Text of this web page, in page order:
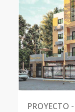
PROYECTO -